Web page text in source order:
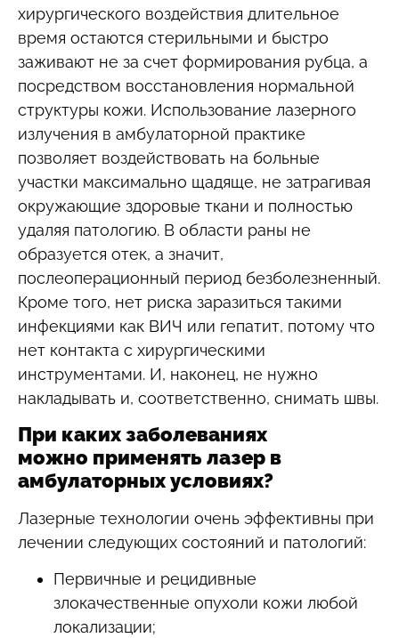
хирургического воздействия длительное
время остаются стерильными и быстро
заживают не за счет формирования рубца, а
посредством восстановления нормальной
структуры кожи. Использование лазерного
излучения в амбулаторной практике
позволяет воздействовать на больные
участки максимально щадяще, не затрагивая
окружающие здоровые ткани и полностью
удаляя патологию. В области раны не
образуется отек, а значит,
послеоперационный период безболезненный.
Кроме того, нет риска заразиться такими
инфекциями как ВИЧ или гепатит, потому что
нет контакта с хирургическими
инструментами. И, наконец, не нужно
накладывать и, соответственно, снимать швы.
При каких заболеваниях
можно применять лазер в
амбулаторных условиях?
Лазерные технологии очень эффективны при
лечении следующих состояний и патологий:
Первичные и рецидивные
злокачественные опухоли кожи любой
локализации;